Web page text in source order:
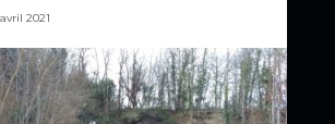
2021
la société ETF, le début d’année 2021 est
vrai partenariat sur plusieurs chantiers de
end à Beaugency.